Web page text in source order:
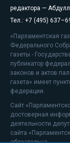
редактора —
Тел.: +7 (495)
«Парламентская
Федерального
газеты -
публикатор
законов и актов
газета» имеет
федерации.
Сайт
достоверная
деятельности
сайта